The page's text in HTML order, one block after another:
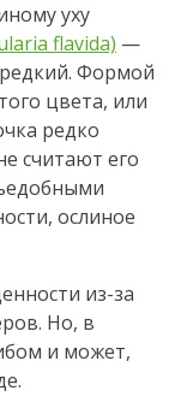
уху
flavida) —
Формой
цвета, или
редко
считают его
ослиное
из-за
Но, в
и может,